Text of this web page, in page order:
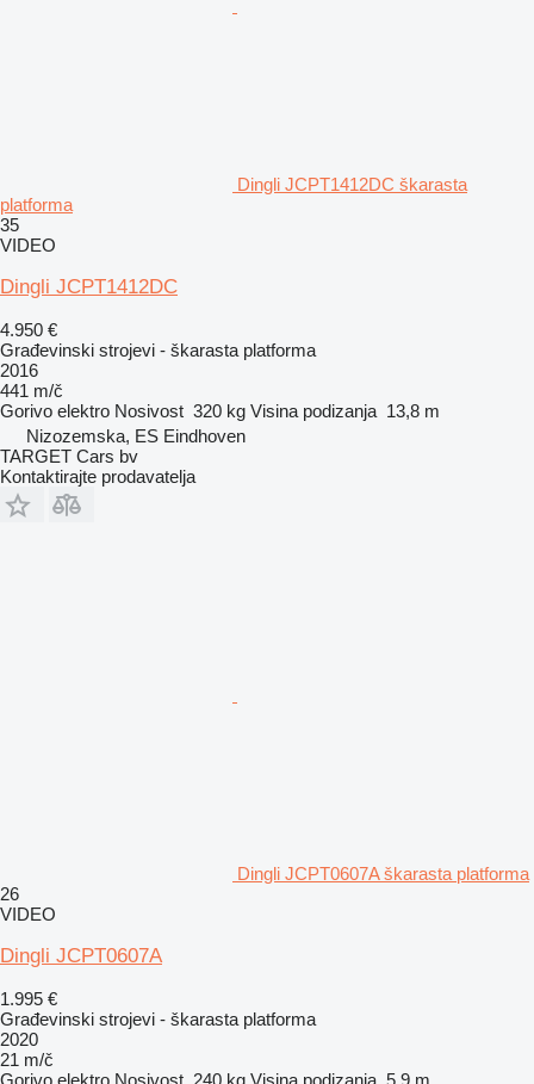
Dingli JCPT1412DC škarasta
platforma
35
VIDEO
Dingli JCPT1412DC
4.950 €
Građevinski strojevi - škarasta platforma
2016
441 m/č
Gorivo elektro Nosivost 320 kg Visina podizanja 13,8 m
Nizozemska, ES Eindhoven
TARGET Cars bv
Kontaktirajte prodavatelja
Dingli JCPT0607A škarasta platforma
26
VIDEO
Dingli JCPT0607A
1.995 €
Građevinski strojevi - škarasta platforma
2020
21 m/č
Gorivo elektro Nosivost 240 kg Visina podizanja 5,9 m